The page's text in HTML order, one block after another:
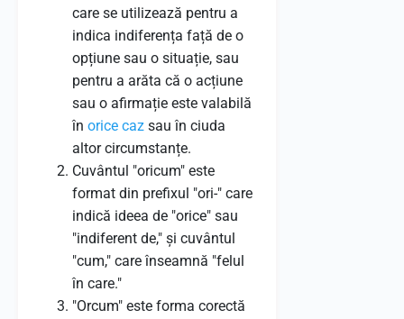
care se utilizează pentru a
indica indiferența față de o
opțiune sau o situație, sau
pentru a arăta că o acțiune
sau o afirmație este valabilă
în orice caz sau în ciuda
altor circumstanțe.
Cuvântul "oricum" este
format din prefixul "ori-" care
indică ideea de "orice" sau
"indiferent de," și cuvântul
"cum," care înseamnă "felul
în care."
"Orcum" este forma corectă